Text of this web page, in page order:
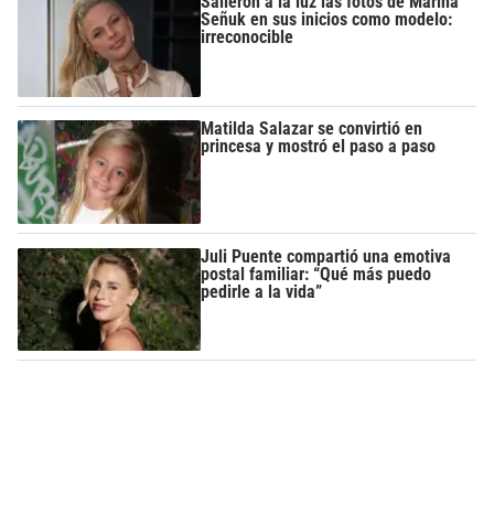
Señuk en sus inicios como modelo:
irreconocible
Matilda Salazar se convirtió en
princesa y mostró el paso a paso
Juli Puente compartió una emotiva
postal familiar: “Qué más puedo
pedirle a la vida”